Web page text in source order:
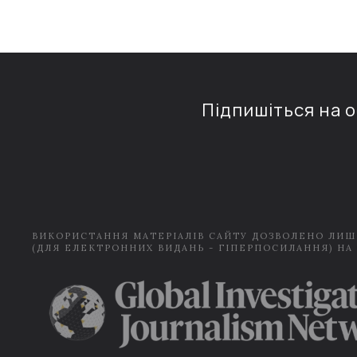
Підпишіться на
ВИКОРИСТАННЯ МАТЕРІАЛІВ САЙТУ ДОЗВОЛЕНО
(ДЛЯ ЕЛЕКТРОННИХ ВИДАНЬ - ГІПЕРПОСИЛАННЯ) НА